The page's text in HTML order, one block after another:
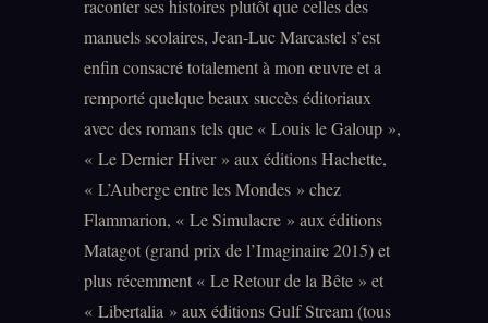
raconter ses histoires plutôt que celles des
manuels scolaires, Jean-Luc Marcastel s’est
enfin consacré totalement à mon œuvre et a
remporté quelque beaux succès éditoriaux
avec des romans tels que « Louis le Galoup »,
« Le Dernier Hiver » aux éditions Hachette,
« L’Auberge entre les Mondes » chez
Flammarion, « Le Simulacre » aux éditions
Matagot (grand prix de l’Imaginaire 2015) et
plus récemment « Le Retour de la Bête » et
« Libertalia » aux éditions Gulf Stream (tous